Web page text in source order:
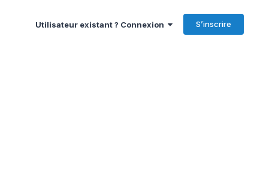
Utilisateur existant ? Connexion S’inscrire